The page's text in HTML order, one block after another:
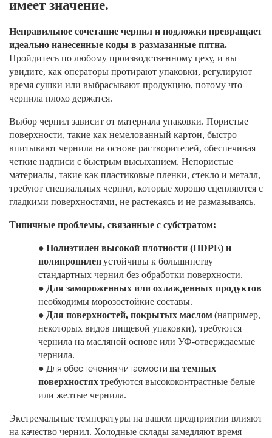
имеет значение.
Неправильное сочетание чернил и подложки превращает
идеально нанесенные коды в размазанные пятна.
Пройдитесь по любому производственному цеху, и вы
увидите, как операторы протирают упаковки, регулируют
время сушки или выбрасывают продукцию, потому что
чернила плохо держатся.
Выбор чернил зависит от материала упаковки. Пористые
поверхности, такие как немелованный картон, быстро
впитывают чернила на основе растворителей, обеспечивая
четкие надписи с быстрым высыханием. Непористые
материалы, такие как пластиковые пленки, стекло и металл,
требуют специальных чернил, которые хорошо сцепляются с
гладкими поверхностями, не растекаясь и не размазываясь.
Типичные проблемы, связанные с субстратом:
● Полиэтилен высокой плотности (HDPE) и
полипропиленустойчивы к большинству
стандартных чернил без обработки поверхности.
● Для замороженных или охлажденных продуктов
необходимы морозостойкие составы.
● Для поверхностей, покрытых маслом(например,
некоторых видов пищевой упаковки), требуются
чернила на масляной основе или УФ-отверждаемые
чернила.
● Для обеспечения читаемости на темных
поверхностяхтребуются высококонтрастные белые
или желтые чернила.
Экстремальные температуры на вашем предприятии влияют
на качество чернил. Холодные склады замедляют время